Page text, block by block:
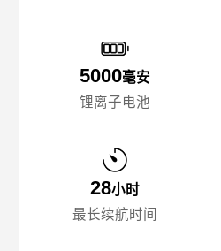
5000毫安
锂离子电池
28小时
最长续航时间